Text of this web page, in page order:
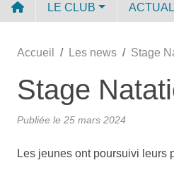
LE CLUB
Accueil Les news Stage
Stage
Publiée le 25 mars 2024
Les jeunes ont poursuivi leurs